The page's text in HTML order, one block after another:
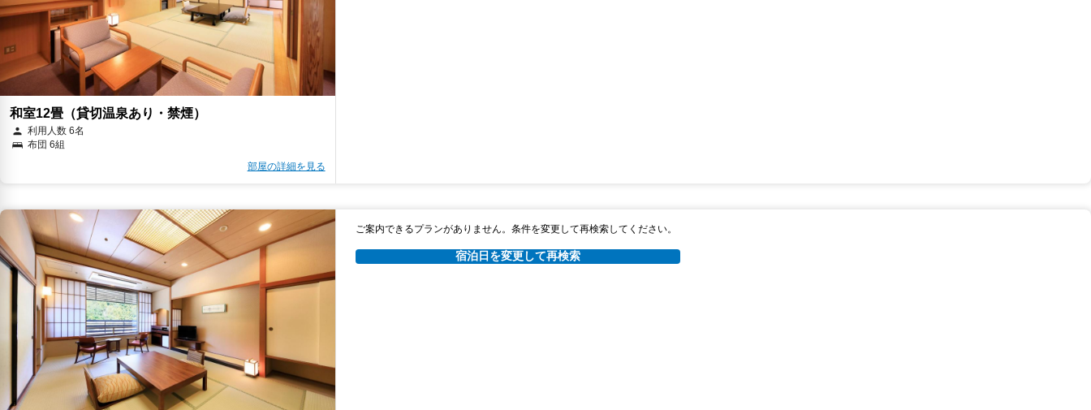
和室12畳（貸切温泉あり・禁煙）
利用人数 6名
布団 6組
部屋の詳細を見る
ご案内できるプランがありません。条件を変更して再検索してください。
宿泊日を変更して再検索